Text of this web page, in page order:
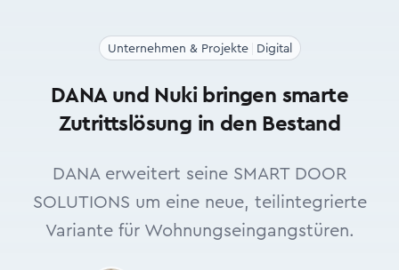
Unternehmen & Projekte Digital
DANA und Nuki bringen smarte
Zutrittslösung in den Bestand
DANA erweitert seine SMART DOOR
SOLUTIONS um eine neue, teilintegrierte
Variante für Wohnungseingangstüren.